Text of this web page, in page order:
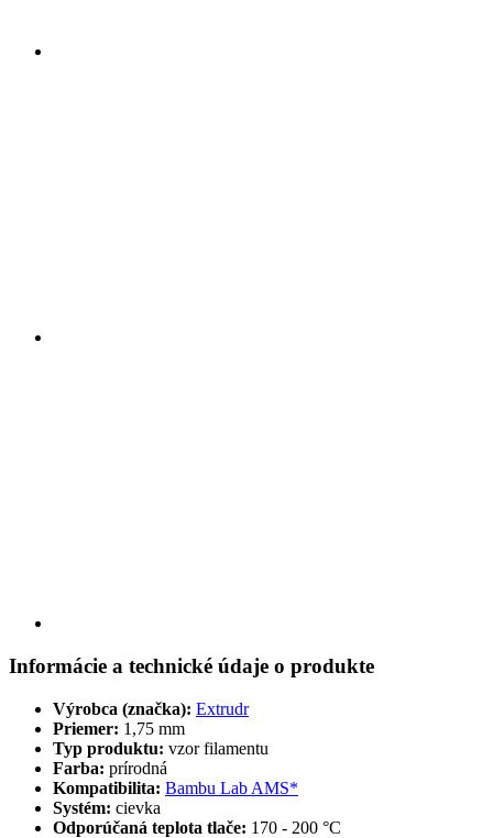
Informácie a technické údaje o produkte
Výrobca (značka): Extrudr
Priemer: 1,75 mm
Typ produktu: vzor filamentu
Farba: prírodná
Kompatibilita: Bambu Lab AMS*
Systém: cievka
Odporúčaná teplota tlače: 170 - 200 °C